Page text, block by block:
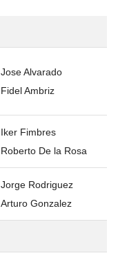
Jose Alvarado
Fidel Ambriz
Iker Fimbres
Roberto De la Rosa
Jorge Rodriguez
Arturo Gonzalez